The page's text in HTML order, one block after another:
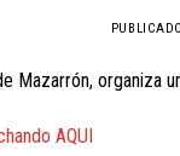
Mazarrón, organiza
AQUI